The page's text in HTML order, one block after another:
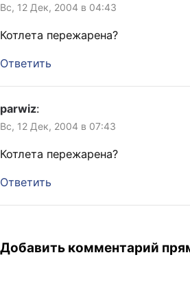
Вс, 12 Дек, 2004 в 04:43
Котлета пережарена?
Ответить
parwiz:
Вс, 12 Дек, 2004 в 07:43
Котлета пережарена?
Ответить
Добавить комментарий